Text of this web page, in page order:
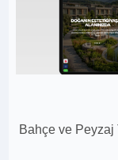
Bahçe ve Peyzaj